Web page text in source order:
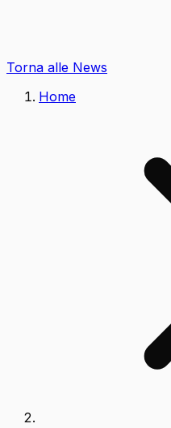
Torna alle News
Home